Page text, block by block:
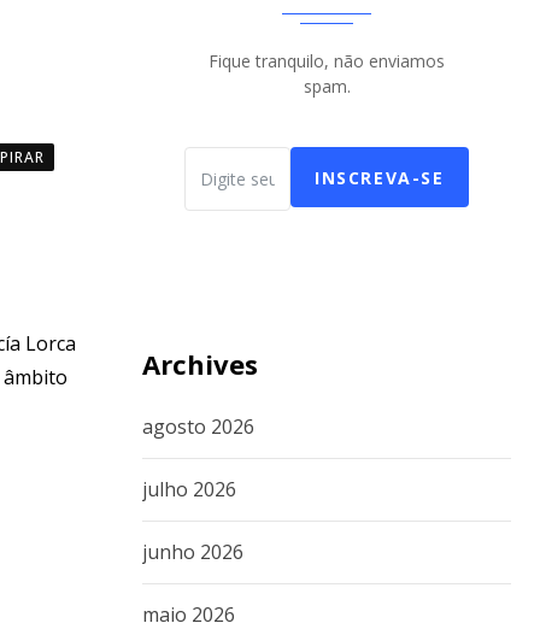
Lorca
âmbito
Fique tranquilo, não enviamos
spam.
INSCREVA-SE
Archives
agosto 2026
julho 2026
junho 2026
maio 2026